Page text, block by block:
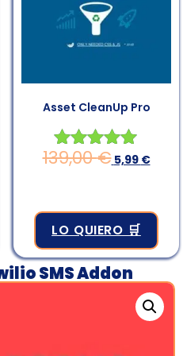
Asset CleanUp Pro
Valorado en
139,00€ 5,99 €
LO QUIERO 🛒
SMS Addon